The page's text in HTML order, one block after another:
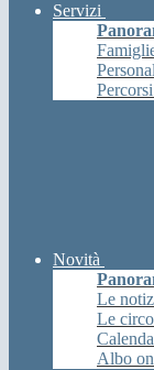
Servizi
Novità
Le
Le
Albo